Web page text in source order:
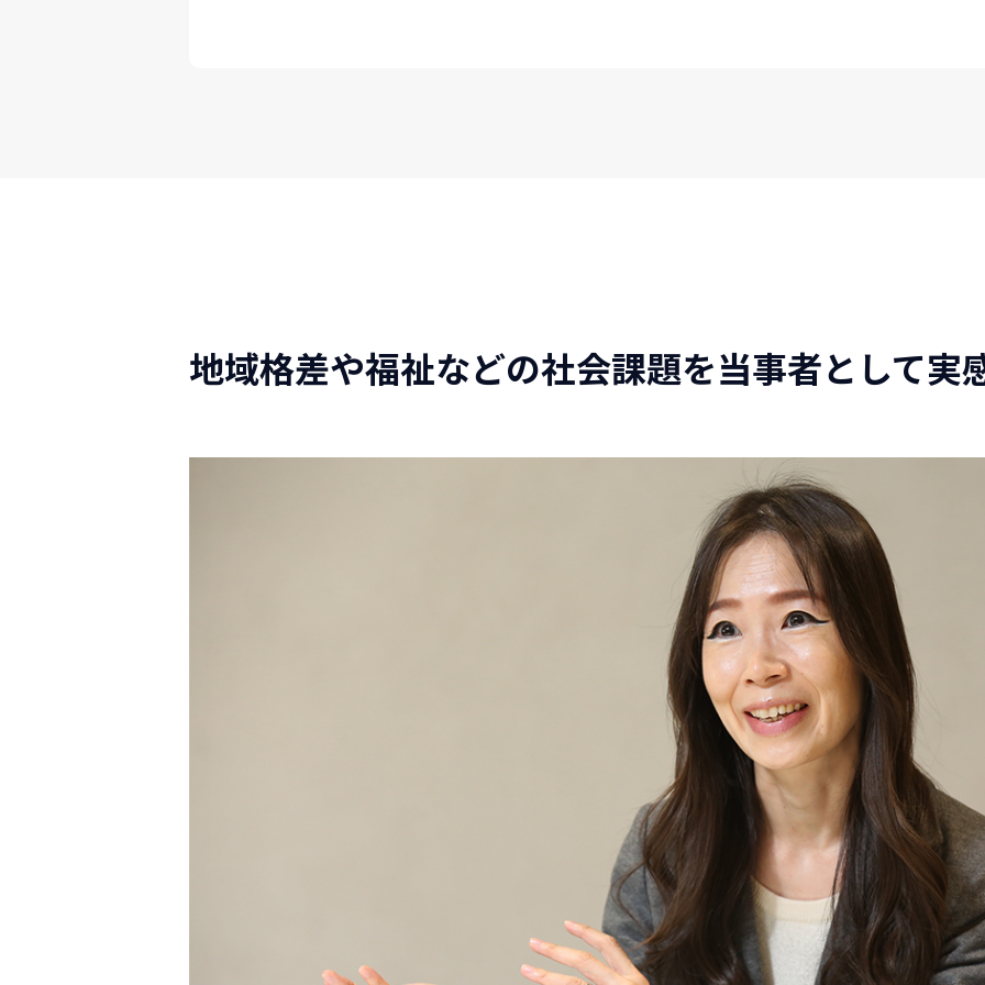
地域格差や福祉などの社会課題を当事者として実